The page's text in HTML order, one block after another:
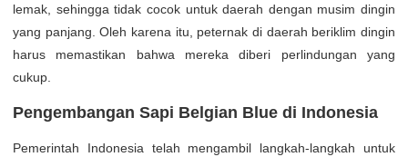
lemak, sehingga tidak cocok untuk daerah dengan musim dingin
yang panjang. Oleh karena itu, peternak di daerah beriklim dingin
harus memastikan bahwa mereka diberi perlindungan yang
cukup.
Pengembangan Sapi Belgian Blue di Indonesia
Pemerintah Indonesia telah mengambil langkah-langkah untuk